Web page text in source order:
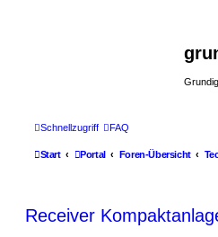
Schnellzugriff FAQ
Start Portal Foren-Übersicht
Receiver